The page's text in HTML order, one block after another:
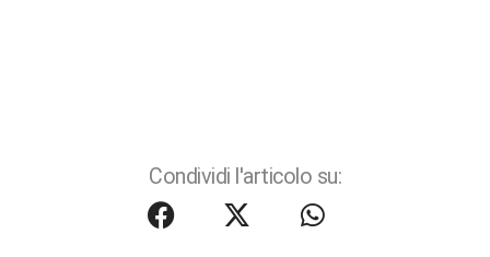
Condividi l'articolo su: